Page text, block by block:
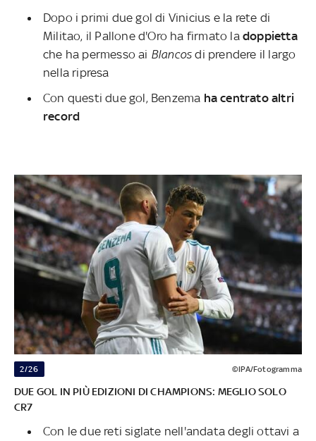
Dopo i primi due gol di Vinicius e la rete di
Militao, il Pallone d'Oro ha firmato la doppietta
che ha permesso ai Blancos di prendere il largo
nella ripresa
Con questi due gol, Benzema ha centrato altri
record
2/26 ©IPA/Fotogramma
DUE GOL IN PIÙ EDIZIONI DI CHAMPIONS: MEGLIO SOLO
CR7
Con le due reti siglate nell'andata degli ottavi a